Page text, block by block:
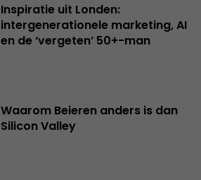
Inspiratie uit Londen:
intergenerationele marketing, AI
en de ‘vergeten’ 50+-man
Waarom Beieren anders is dan
Silicon Valley